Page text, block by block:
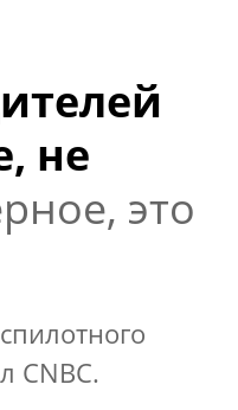
не
это
CNBC.